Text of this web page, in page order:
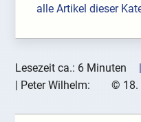
alle Artikel dieser
Lesezeit ca.: 6 Minuten
| Peter Wilhelm: © 18.